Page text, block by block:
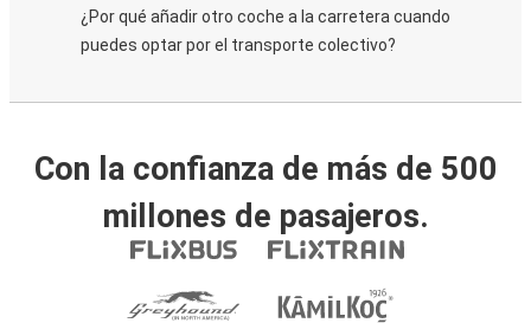
¿Por qué añadir otro coche a la carretera cuando
puedes optar por el transporte colectivo?
Con la confianza de más de 500
millones de pasajeros.